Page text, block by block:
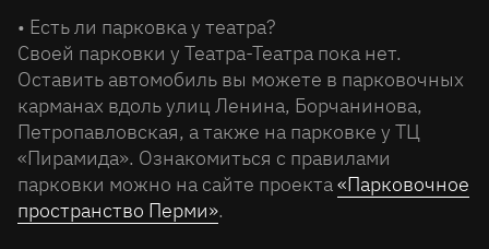
• Есть ли парковка у театра?
Своей парковки у Театра-Театра пока нет.
Оставить автомобиль вы можете в парковочных
карманах вдоль улиц Ленина, Борчанинова,
Петропавловская, а также на парковке у ТЦ
«Пирамида». Ознакомиться с правилами
парковки можно на сайте проекта«Парковочное
пространство Перми».